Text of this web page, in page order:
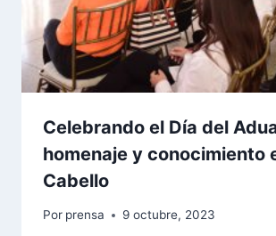
Celebrando el Día del
homenaje y conocimiento
Cabello
Por prensa 9 octubre, 2023